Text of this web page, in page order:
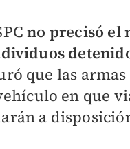
no precisó el
que las
en que
a